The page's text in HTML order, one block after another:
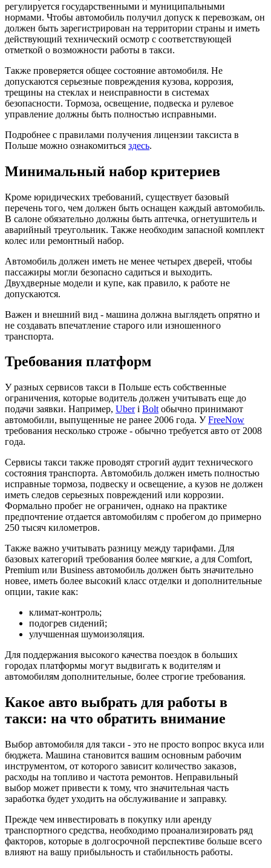
регулируется государственными и муниципальными
нормами. Чтобы автомобиль получил допуск к перевозкам, он
должен быть зарегистрирован на территории страны и иметь
действующий технический осмотр с соответствующей
отметкой о возможности работы в такси.
Также проверяется общее состояние автомобиля. Не
допускаются серьезные повреждения кузова, коррозия,
трещины на стеклах и неисправности в системах
безопасности. Тормоза, освещение, подвеска и рулевое
управление должны быть полностью исправными.
Подробнее с правилами получения лицензии таксиста в
Польше можно ознакомиться здесь.
Минимальный набор критериев
Кроме юридических требований, существует базовый
перечень того, чем должен быть оснащен каждый автомобиль.
В салоне обязательно должны быть аптечка, огнетушитель и
аварийный треугольник. Также необходим запасной комплект
колес или ремонтный набор.
Автомобиль должен иметь не менее четырех дверей, чтобы
пассажиры могли безопасно садиться и выходить.
Двухдверные модели и купе, как правило, к работе не
допускаются.
Важен и внешний вид - машина должна выглядеть опрятно и
не создавать впечатление старого или изношенного
транспорта.
Требования платформ
У разных сервисов такси в Польше есть собственные
ограничения, которые водитель должен учитывать еще до
подачи заявки. Например, Uberі Bolt обычно принимают
автомобили, выпущенные не ранее 2006 года. УFreeNow
требования несколько строже - обычно требуется авто от 2008
года.
Сервисы такси также проводят строгий аудит технического
состояния транспорта. Автомобиль должен иметь полностью
исправные тормоза, подвеску и освещение, а кузов не должен
иметь следов серьезных повреждений или коррозии.
Формально пробег не ограничен, однако на практике
предпочтение отдается автомобилям с пробегом до примерно
250 тысяч километров.
Также важно учитывать разницу между тарифами. Для
базовых категорий требования более мягкие, а для Comfort,
Premium или Business автомобиль должен быть значительно
новее, иметь более высокий класс отделки и дополнительные
опции, такие как:
климат-контроль;
подогрев сидений;
улучшенная шумоизоляция.
Для поддержания высокого качества поездок в больших
городах платформы могут выдвигать к водителям и
автомобилям дополнительные, более строгие требования.
Какое авто выбрать для работы в
такси: на что обратить внимание
Выбор автомобиля для такси - это не просто вопрос вкуса или
бюджета. Машина становится вашим основным рабочим
инструментом, от которого зависит количество заказов,
расходы на топливо и частота ремонтов. Неправильный
выбор может привести к тому, что значительная часть
заработка будет уходить на обслуживание и заправку.
Прежде чем инвестировать в покупку или аренду
транспортного средства, необходимо проанализировать ряд
факторов, которые в долгосрочной перспективе больше всего
влияют на вашу прибыльность и стабильность работы.